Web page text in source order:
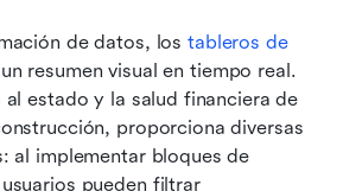
de datos, los tableros de
resumen visual en tiempo real.
al estado y la salud financiera de
proporciona diversas
al implementar bloques de
pueden filtrar